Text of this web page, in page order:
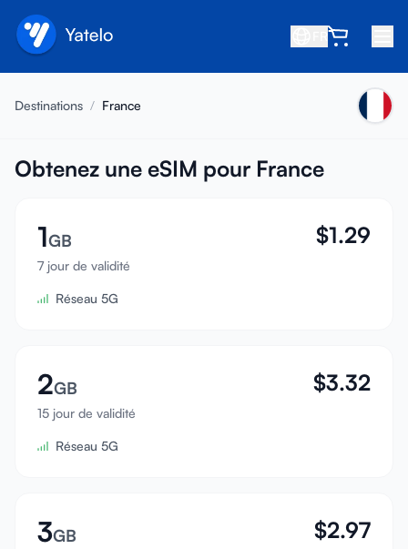
À propos
Parrainer un ami
Devenir affilié
Centre d'aide
Assistance
Compatibilité des appareils
Se connecter
Destinations / France
Obtenez une eSIM pour France
1GB
7 jour de validité
$1.29
Réseau 5G
2GB
15 jour de validité
$3.32
Réseau 5G
3GB $2.97